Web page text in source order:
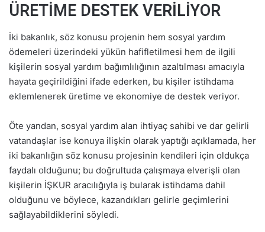
ÜRETİME DESTEK VERİLİYOR
İki bakanlık, söz konusu projenin hem sosyal yardım
ödemeleri üzerindeki yükün hafifletilmesi hem de ilgili
kişilerin sosyal yardım bağımlılığının azaltılması amacıyla
hayata geçirildiğini ifade ederken, bu kişiler istihdama
eklemlenerek üretime ve ekonomiye de destek veriyor.
Öte yandan, sosyal yardım alan ihtiyaç sahibi ve dar gelirli
vatandaşlar ise konuya ilişkin olarak yaptığı açıklamada, her
iki bakanlığın söz konusu projesinin kendileri için oldukça
faydalı olduğunu; bu doğrultuda çalışmaya elverişli olan
kişilerin İŞKUR aracılığıyla iş bularak istihdama dahil
olduğunu ve böylece, kazandıkları gelirle geçimlerini
sağlayabildiklerini söyledi.